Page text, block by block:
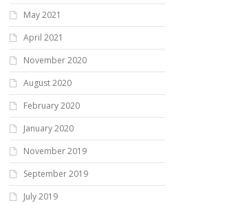
May 2021
April 2021
November 2020
August 2020
February 2020
January 2020
November 2019
September 2019
July 2019